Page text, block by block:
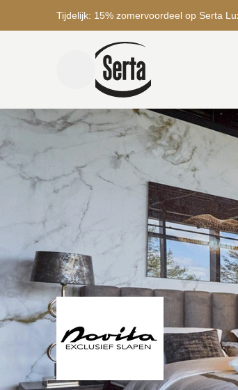
Tijdelijk: 15% zomervoordeel op Serta
menu toggle